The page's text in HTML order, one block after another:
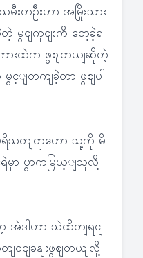
မီးတဦးဟာ အမြိုးသား
မွငျကှငျးကို တှေ့ခဲ့ရ
ျကားထဲက ဖွဈတယျဆိုတဲ့
မွင့ျတကျခဲ့တာ ဖွဈပါ
ရိသတျတှဟော သူ့ကို မိ
ရဲမှာ ပွာကမြယ့ျသူလို့
ာ့ အဲဒါဟာ သဲထိတျရငျ
ဝငျခနျးဖွဈတယျလို့